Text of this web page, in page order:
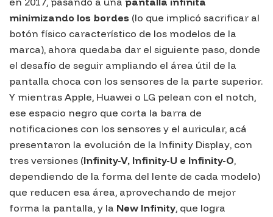
minimizando los bordes (lo que implicó sacrificar al
botón físico característico de los modelos de la
marca), ahora quedaba dar el siguiente paso, donde
el desafío de seguir ampliando el área útil de la
pantalla choca con los sensores de la parte superior.
Y mientras Apple, Huawei o LG pelean con el notch,
ese espacio negro que corta la barra de
notificaciones con los sensores y el auricular, acá
presentaron la evolución de la Infinity Display, con
tres versiones (Infinity-V, Infinity-U e Infinity-O,
dependiendo de la forma del lente de cada modelo)
que reducen esa área, aprovechando de mejor
forma la pantalla, y la New Infinity, que logra